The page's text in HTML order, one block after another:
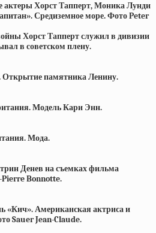
актеры Хорст Тапперт, Моника Лунди
Средиземное море. Фото Peter
Хорст Тапперт служил в дивизии
в советском плену.
Открытие памятника Ленину.
Модель Кари Энн.
Мода.
Денев на съемках фильма
Bonnotte.
«Кич». Американская актриса и
Sauer Jean-Claude.